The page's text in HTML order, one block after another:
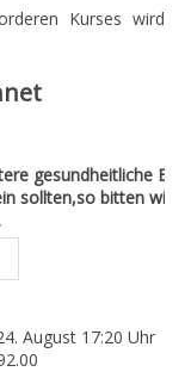
Kurses wird
gesundheitliche
sollten,so bitten wir
August 17:20 Uhr